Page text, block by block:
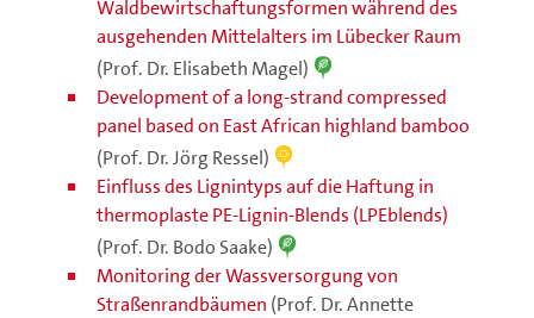
Waldbewirtschaftungsformen während des
ausgehenden Mittelalters im Lübecker Raum
(Prof. Dr. Elisabeth Magel)
Development of a long-strand compressed
panel based on East African highland bamboo
(Prof. Dr. Jörg Ressel)
Einfluss des Lignintyps auf die Haftung in
thermoplaste PE-Lignin-Blends (LPEblends)
(Prof. Dr. Bodo Saake)
Monitoring der Wassversorgung von
Straßenrandbäumen (Prof. Dr. Annette